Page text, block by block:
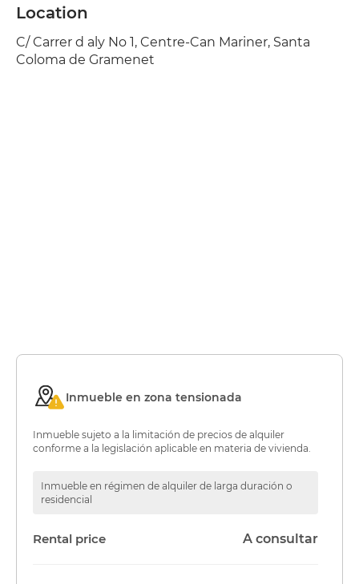
Location
C/ Carrer d aly No 1, Centre-Can Mariner, Santa
Coloma de Gramenet
Inmueble en zona tensionada
Inmueble sujeto a la limitación de precios de alquiler
conforme a la legislación aplicable en materia de vivienda.
Inmueble en régimen de alquiler de larga duración o
residencial
Rental price A consultar